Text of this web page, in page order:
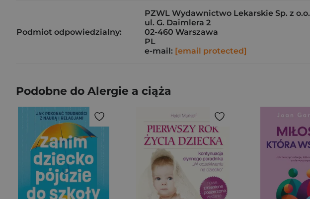
Podmiot odpowiedzialny:
PZWL Wydawnictwo Lekarskie Sp. z o.o.
ul. G. Daimlera 2
02-460 Warszawa
PL
e-mail: [email protected]
Podobne do Alergie a ciąża